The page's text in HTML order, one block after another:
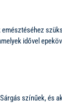
idővel
színűek,